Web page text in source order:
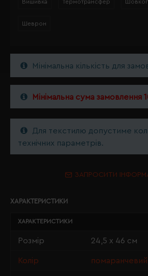
Вишивка Термотрансфер
Шеврон
Мінімальна кількість для
Мінімальна сума замовлення
Для текстилю допустиме
технічних параметрів.
ЗАПРОСИТИ
ХАРАКТЕРИСТИКИ
ХАРАКТЕРИСТИКИ
Розмір 24,5 х 46 см
Колір помаранчевий